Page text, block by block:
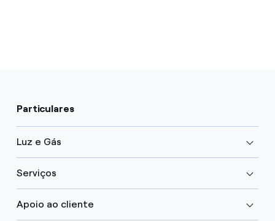
Particulares
Luz e Gás
Serviços
Apoio ao cliente